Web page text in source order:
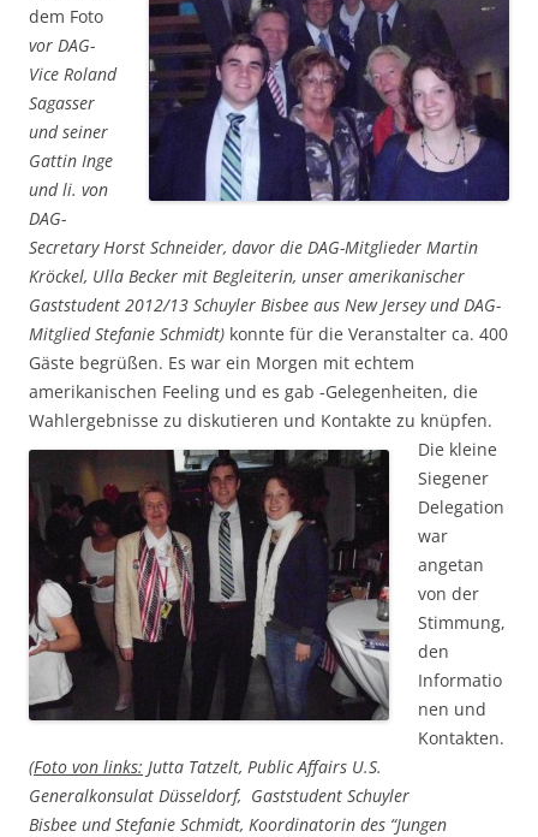
dem Foto
vor DAG-
Vice Roland
Sagasser
und seiner
Gattin Inge
und li. von
DAG-
Secretary Horst Schneider, davor die DAG-Mitglieder Martin
Kröckel, Ulla Becker mit Begleiterin, unser amerikanischer
Gaststudent 2012/13 Schuyler Bisbee aus New Jersey und DAG-
Mitglied Stefanie Schmidt) konnte für die Veranstalter ca. 400
Gäste begrüßen. Es war ein Morgen mit echtem
amerikanischen Feeling und es gab -Gelegenheiten, die
Wahlergebnisse zu diskutieren und Kontakte zu knüpfen.
Die kleine
Siegener
Delegation
war
angetan
von der
Stimmung,
den
Informatio
nen und
Kontakten.
(Foto von links: Jutta Tatzelt, Public Affairs U.S.
Generalkonsulat Düsseldorf, Gaststudent Schuyler
Bisbee und Stefanie Schmidt, Koordinatorin des “Jungen